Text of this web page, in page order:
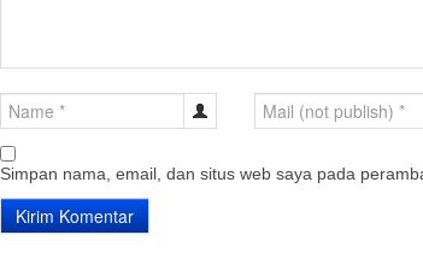
Simpan nama, email, dan situs web saya pada